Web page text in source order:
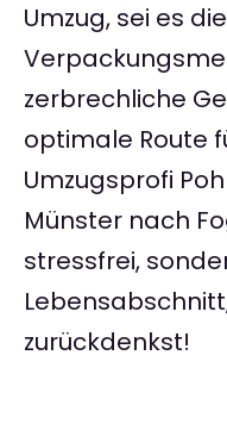
Umzug, sei es
zerbrechliche
optimale Route
Umzugsprofi
Münster nach
stressfrei,
zurückdenkst!